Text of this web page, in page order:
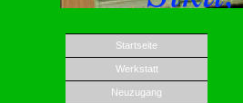
Startseite
Werkstatt
Neuzugang